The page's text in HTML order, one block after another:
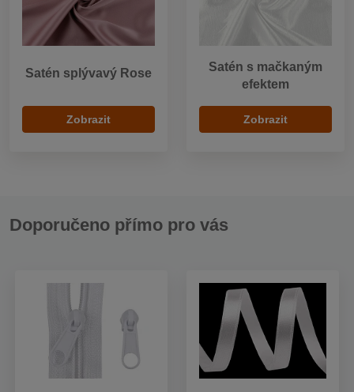
Satén splývavý Rose
Zobrazit
Satén s mačkaným
efektem
Zobrazit
Doporučeno přímo pro vás